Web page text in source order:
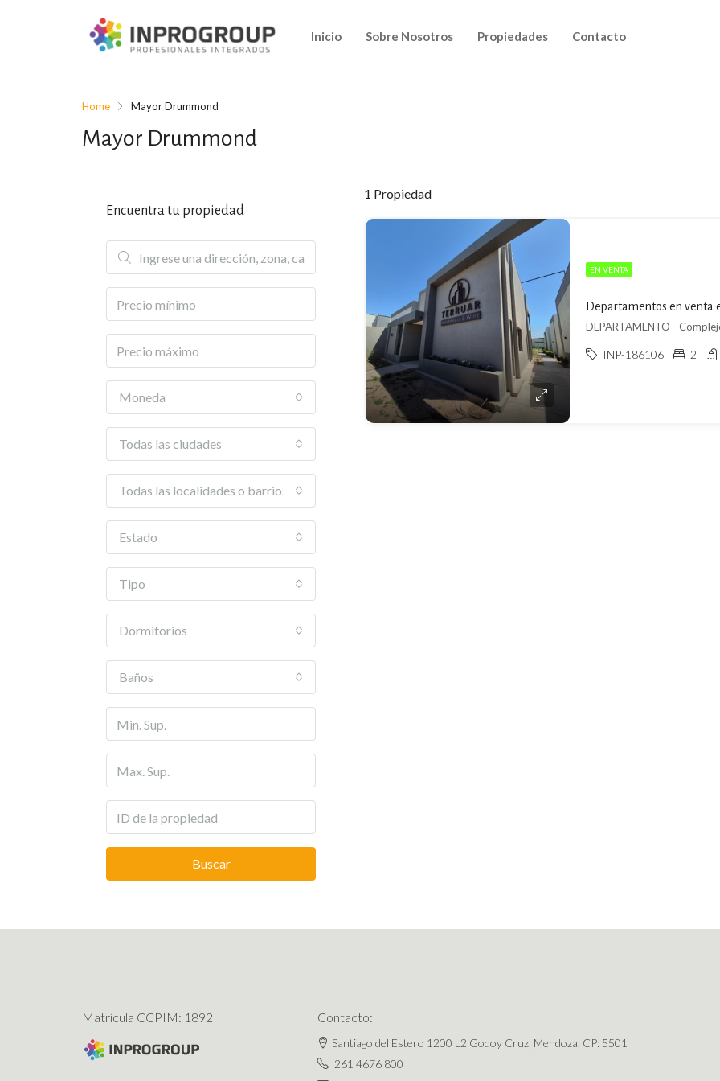
Inicio Sobre Nosotros Propiedades Contacto
Home Mayor Drummond
Mayor Drummond
1 Propiedad
EN VENTA
Departamentos en venta
INP-186106 2
Encuentra tu propiedad
Moneda
Todas las ciudades
Todas las localidades o barrios
Estado
Tipo
Dormitorios
Baños
Buscar
Matrícula CCPIM: 1892 Contacto:
Santiago del Estero 1200 L2 Godoy Cruz, Mendoza. CP: 5501
261 4676 800